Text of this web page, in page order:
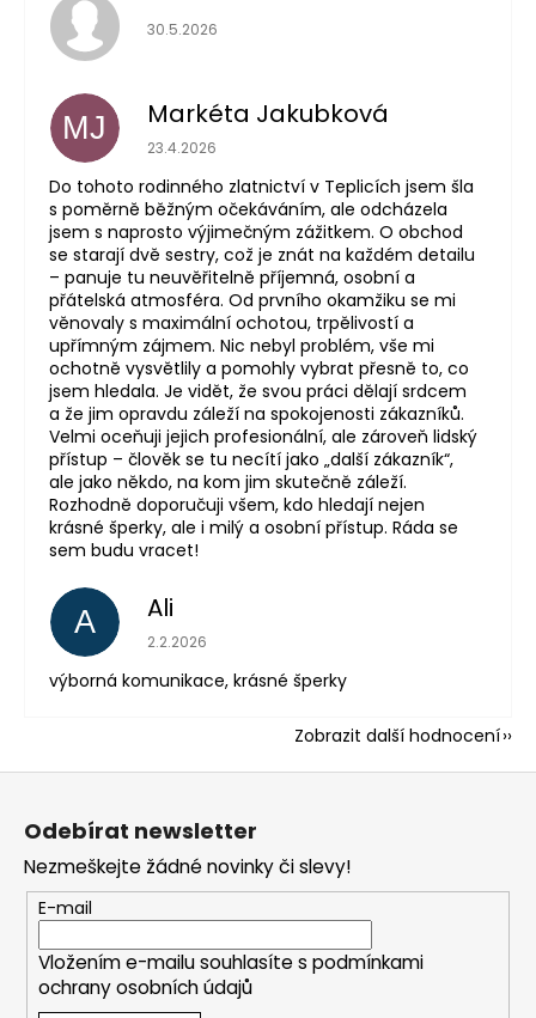
Hodnocení obchodu je 5 z 5 hvězdiček.
30.5.2026
MJ Markéta Jakubková
Hodnocení obchodu je 5 z 5 hvězdiček.
23.4.2026
Do tohoto rodinného zlatnictví v Teplicích jsem šla
s poměrně běžným očekáváním, ale odcházela
jsem s naprosto výjimečným zážitkem. O obchod
se starají dvě sestry, což je znát na každém detailu
– panuje tu neuvěřitelně příjemná, osobní a
přátelská atmosféra. Od prvního okamžiku se mi
věnovaly s maximální ochotou, trpělivostí a
upřímným zájmem. Nic nebyl problém, vše mi
ochotně vysvětlily a pomohly vybrat přesně to, co
jsem hledala. Je vidět, že svou práci dělají srdcem
a že jim opravdu záleží na spokojenosti zákazníků.
Velmi oceňuji jejich profesionální, ale zároveň lidský
přístup – člověk se tu necítí jako „další zákazník“,
ale jako někdo, na kom jim skutečně záleží.
Rozhodně doporučuji všem, kdo hledají nejen
krásné šperky, ale i milý a osobní přístup. Ráda se
sem budu vracet!
A Ali
Hodnocení obchodu je 5 z 5 hvězdiček.
2.2.2026
výborná komunikace, krásné šperky
Zobrazit další hodnocení
Z
Odebírat newsletter
Nezmeškejte žádné novinky či slevy!
E-mail
Vložením e-mailu souhlasíte s podmínkami
ochrany osobních údajů